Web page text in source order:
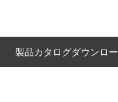
製品カタログダウンロ